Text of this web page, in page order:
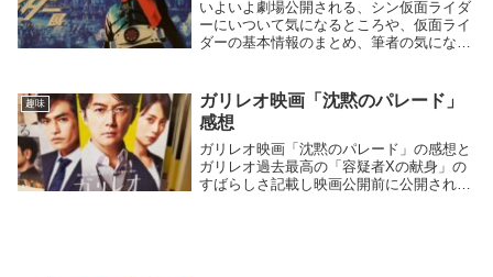
いよいよ劇場公開される、シン仮面ライダ
ーにいついて気になるところや、仮面ライ
ダーの基本情報のまとめ、筆者の気になる
趣味
ガリレオ映画「沈黙のパレード」
感想
ガリレオ映画「沈黙のパレード」の感想と
ガリレオ過去最高の「容疑者Xの献身」の
すばらしさ記載し映画公開前に公開された